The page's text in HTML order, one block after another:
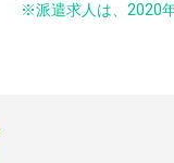
※派遣求人は、2020